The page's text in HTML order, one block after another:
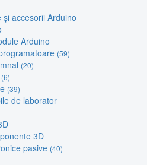
accesorii Arduino
Arduino
(59)
(20)
(6)
(39)
de laborator
3D
pasive (40)